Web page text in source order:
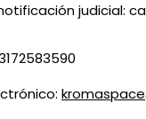
judicial: